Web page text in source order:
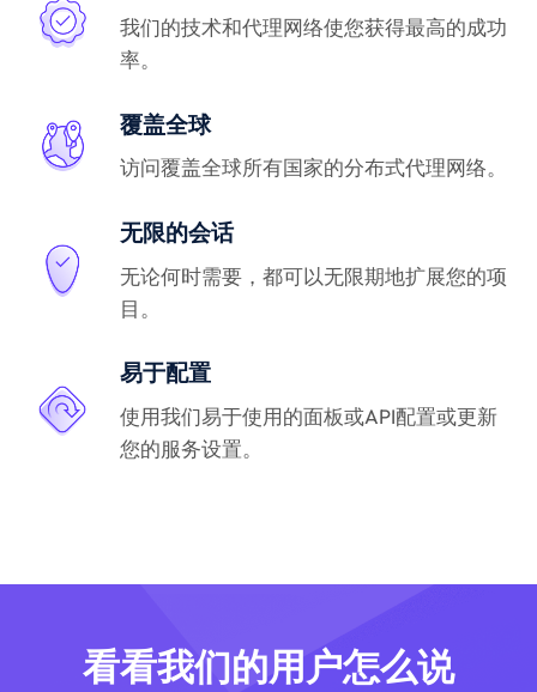
我们的技术和代理网络使您获得最高的成功
率。
覆盖全球
访问覆盖全球所有国家的分布式代理网络。
无限的会话
无论何时需要，都可以无限期地扩展您的项
目。
易于配置
使用我们易于使用的面板或API配置或更新
您的服务设置。
看看我们的用户怎么说